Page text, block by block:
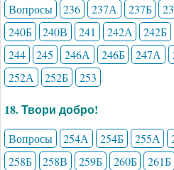
Вопросы 236 237А 237Б
240Б
240В 241 242А 242Б
244
245 246А 246Б 247А
252А
252Б 253
18. Твори добро!
Вопросы 254А 254Б 255А
258Б
258В 259Б 260Б 261Б